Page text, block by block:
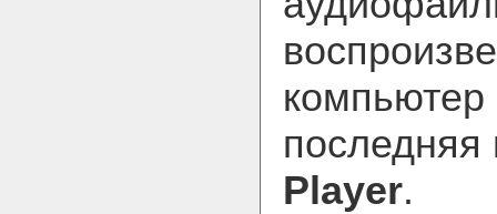
компьютер
Player.